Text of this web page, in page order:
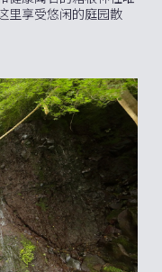
享受悠闲的庭园散